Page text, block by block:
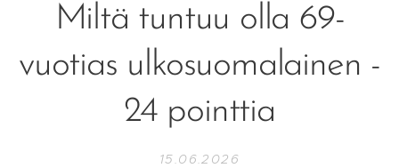
Miltä tuntuu olla 69-
vuotias ulkosuomalainen -
24 pointtia
15.06.2026